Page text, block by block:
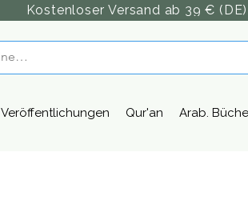
Kostenloser Versand ab 39 € (DE)
Veröffentlichungen Qur'an Arab.